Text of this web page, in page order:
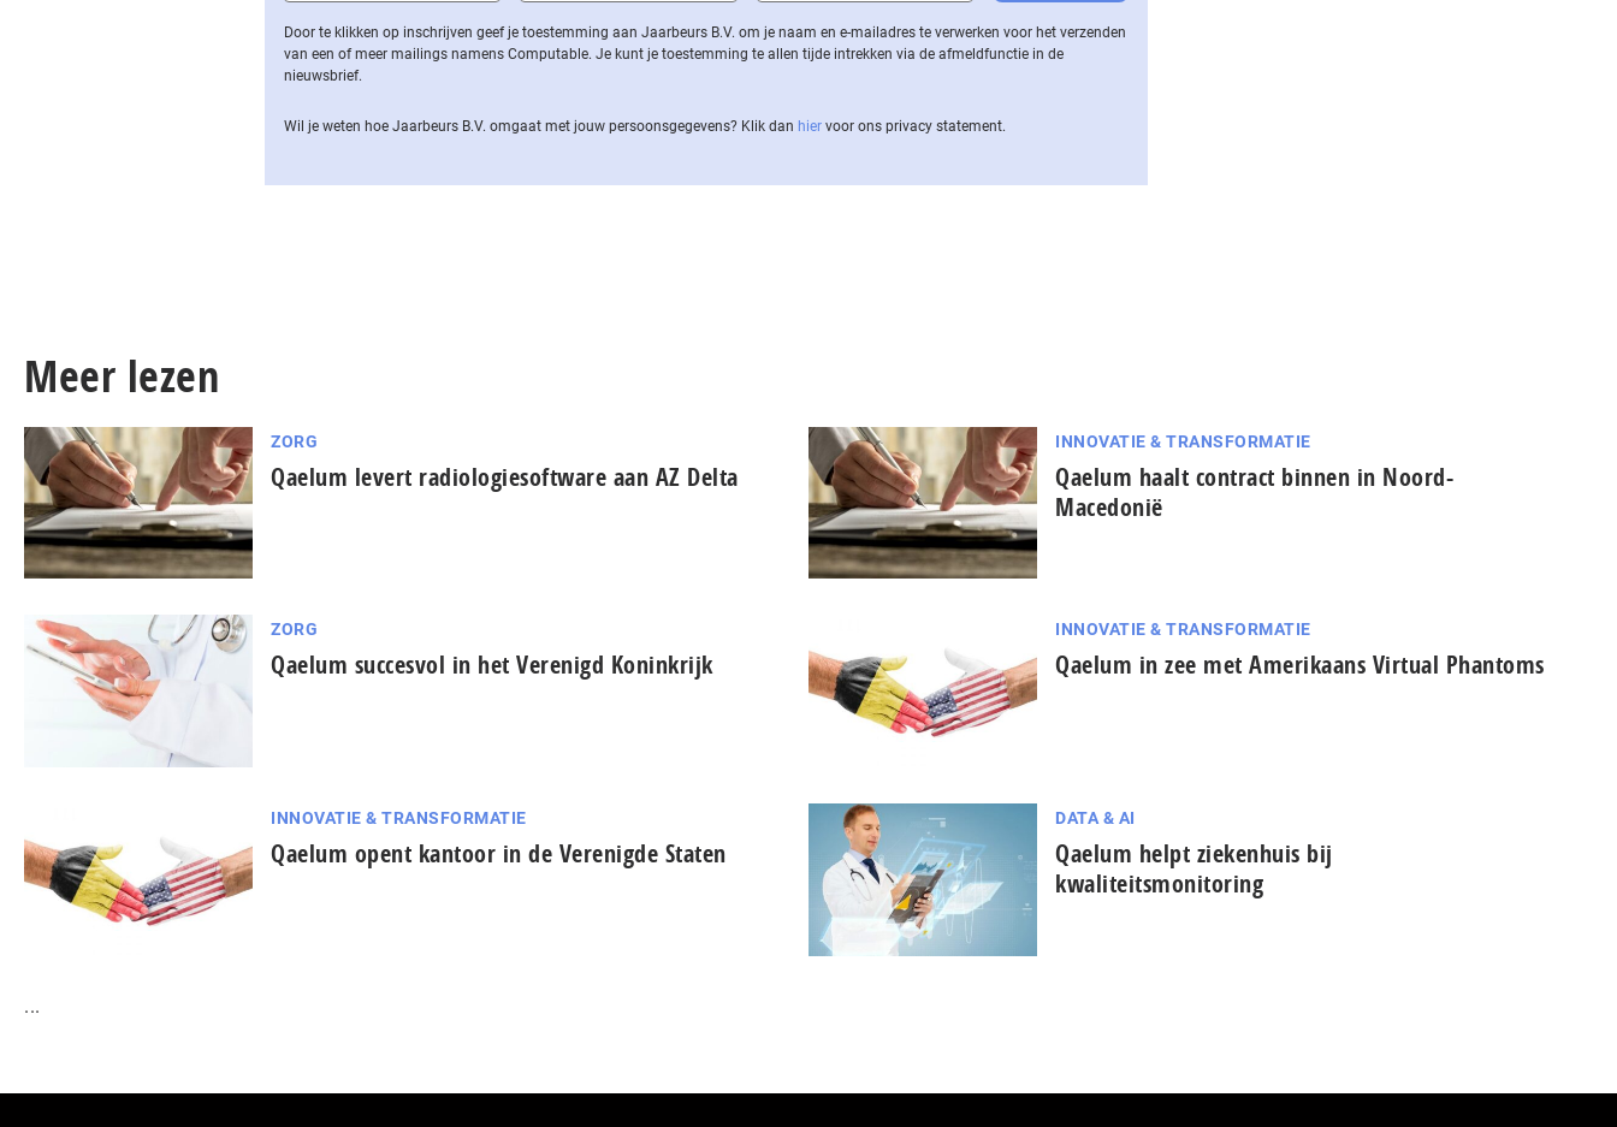
Door te klikken op inschrijven geef je toestemming aan Jaarbeurs B.V. om je naam en e-mailadres te verwerken voor het verzenden
van een of meer mailings namens Computable. Je kunt je toestemming te allen tijde intrekken via de af­meld­func­tie in de
nieuwsbrief.
Wil je weten hoe Jaarbeurs B.V. omgaat met jouw per­soons­ge­ge­vens? Klik dan hier voor ons privacy statement.
Meer lezen
ZORG
Qaelum levert radiologiesoftware aan AZ Delta
INNOVATIE & TRANSFORMATIE
Qaelum haalt contract binnen in Noord-
Macedonië
ZORG
Qaelum succesvol in het Verenigd Koninkrijk
INNOVATIE & TRANSFORMATIE
Qaelum in zee met Amerikaans Virtual Phantoms
INNOVATIE & TRANSFORMATIE
Qaelum opent kantoor in de Verenigde Staten
DATA & AI
Qaelum helpt ziekenhuis bij
kwaliteitsmonitoring
...